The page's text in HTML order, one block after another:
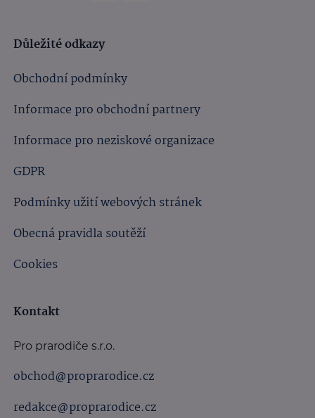
Důležité odkazy
Obchodní podmínky
Informace pro obchodní partnery
Informace pro neziskové organizace
GDPR
Podmínky užití webových stránek
Obecná pravidla soutěží
Cookies
Kontakt
Pro prarodiče s.r.o.
obchod@proprarodice.cz
redakce@proprarodice.cz